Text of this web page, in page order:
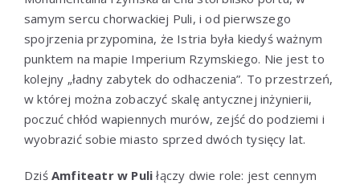
samym sercu chorwackiej Puli, i od pierwszego
spojrzenia przypomina, że Istria była kiedyś ważnym
punktem na mapie Imperium Rzymskiego. Nie jest to
kolejny „ładny zabytek do odhaczenia”. To przestrzeń,
w której można zobaczyć skalę antycznej inżynierii,
poczuć chłód wapiennych murów, zejść do podziemi i
wyobrazić sobie miasto sprzed dwóch tysięcy lat.
Dziś Amfiteatr w Puli łączy dwie role: jest cennym